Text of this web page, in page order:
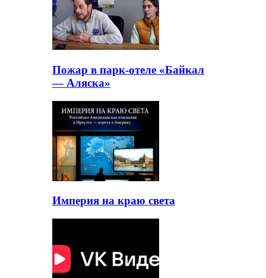
Пожар в парк-отеле «Байкал
— Аляска»
Империя на краю света